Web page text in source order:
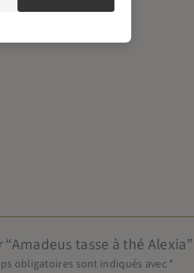
tasse à thé Alexia”
obligatoires sont indiqués avec*